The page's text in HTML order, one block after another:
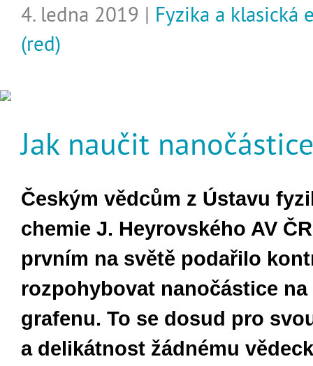
4. ledna 2019 | Fyzika a klasická
(red)
Jak naučit
Českým vědcům z Ústavu
chemie J. Heyrovského AV
prvním na světě podařilo
rozpohybovat nanočástice
grafenu. To se dosud pro
a delikátnost žádnému